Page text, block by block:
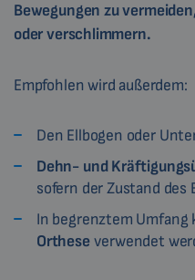
Bewegungen zu
oder verschlimmern.
Empfohlen wird außerdem:
Den Ellbogen oder
Dehn- und
sofern der Zustand des
In begrenztem Umfang
Ortheseverwendet